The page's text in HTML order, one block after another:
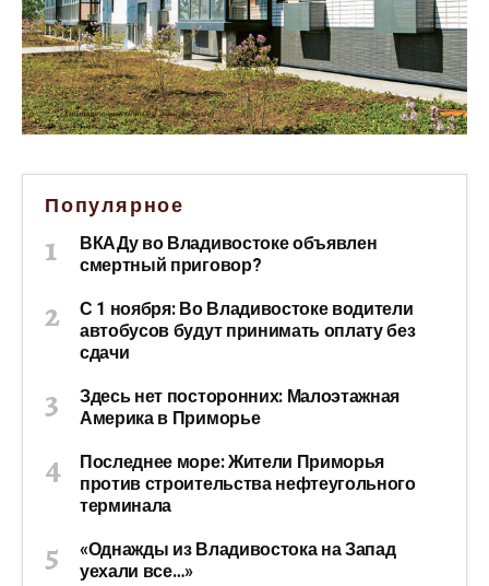
Популярное
ВКАДу во Владивостоке объявлен
смертный приговор?
С 1 ноября: Во Владивостоке водители
автобусов будут принимать оплату без
сдачи
Здесь нет посторонних: Малоэтажная
Америка в Приморье
Последнее море: Жители Приморья
против строительства нефтеугольного
терминала
«Однажды из Владивостока на Запад
уехали все…»